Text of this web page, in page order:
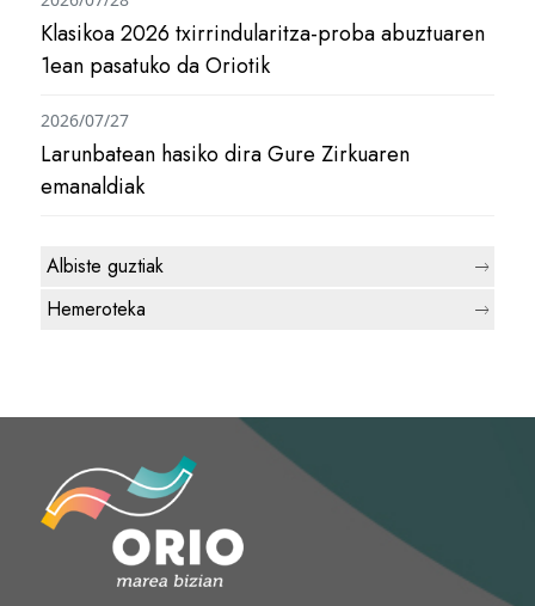
Klasikoa 2026 txirrindularitza-proba abuztuaren
1ean pasatuko da Oriotik
Larunbatean hasiko dira Gure Zirkuaren
emanaldiak
2026/07/27
Albiste guztiak
Hemeroteka